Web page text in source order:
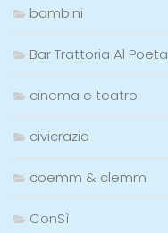
bambini
Bar Trattoria Al Poeta
cinema e teatro
civicrazia
coemm & clemm
ConSì